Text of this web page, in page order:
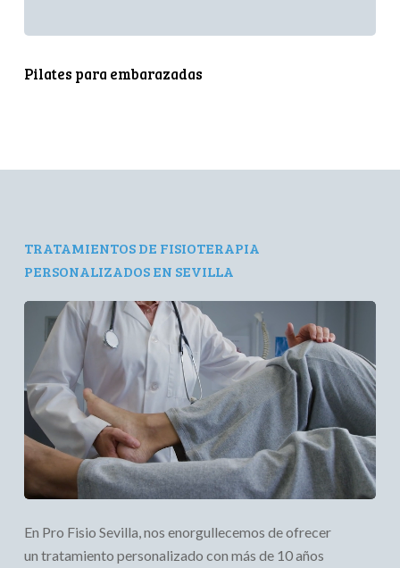
Pilates para embarazadas
TRATAMIENTOS DE FISIOTERAPIA
PERSONALIZADOS EN SEVILLA
En Pro Fisio Sevilla, nos enorgullecemos de ofrecer
un tratamiento personalizado con más de 10 años